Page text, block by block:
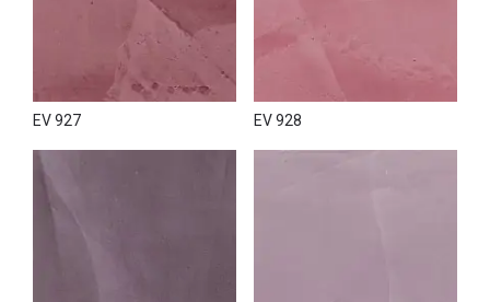
EV 927 EV 928